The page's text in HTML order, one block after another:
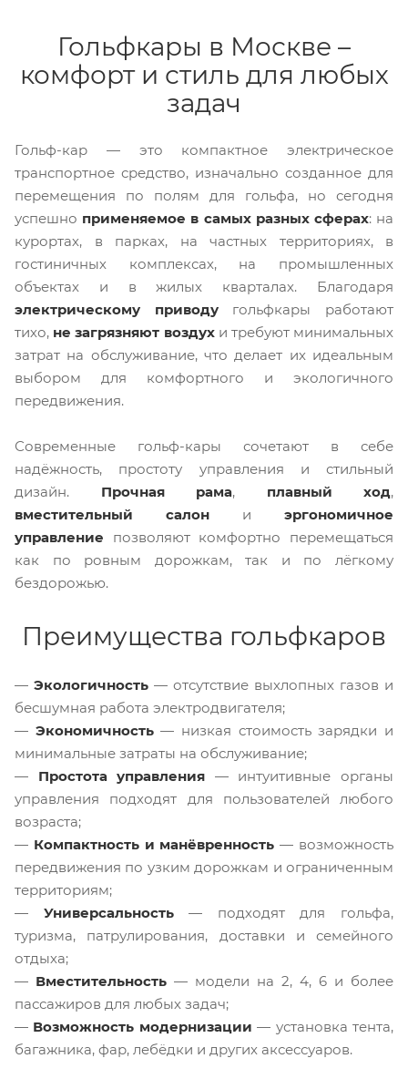
Гольфкары в Москве –
комфорт и стиль для любых
задач
Гольф-кар — это компактное электрическое
транспортное средство, изначально созданное для
перемещения по полям для гольфа, но сегодня
успешно применяемое в самых разных сферах: на
курортах, в парках, на частных территориях, в
гостиничных комплексах, на промышленных
объектах и в жилых кварталах. Благодаря
электрическому приводугольфкары работают
тихо, не загрязняют воздухи требуют минимальных
затрат на обслуживание, что делает их идеальным
выбором для комфортного и экологичного
передвижения.
Современные гольф-кары сочетают в себе
надёжность, простоту управления и стильный
дизайн. Прочная рама, плавный ход,
вместительный салон и эргономичное
управление позволяют комфортно перемещаться
как по ровным дорожкам, так и по лёгкому
бездорожью.
Преимущества гольфкаров
— Экологичность — отсутствие выхлопных газов и
бесшумная работа электродвигателя;
— Экономичность— низкая стоимость зарядки и
минимальные затраты на обслуживание;
— Простота управления — интуитивные органы
управления подходят для пользователей любого
возраста;
— Компактность и манёвренность — возможность
передвижения по узким дорожкам и ограниченным
территориям;
— Универсальность— подходят для гольфа,
туризма, патрулирования, доставки и семейного
отдыха;
— Вместительность — модели на 2, 4, 6 и более
пассажиров для любых задач;
— Возможность модернизации — установка тента,
багажника, фар, лебёдки и других аксессуаров.